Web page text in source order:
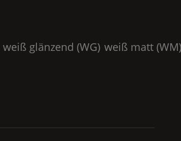
weiß glänzend (WG) weiß matt (WM